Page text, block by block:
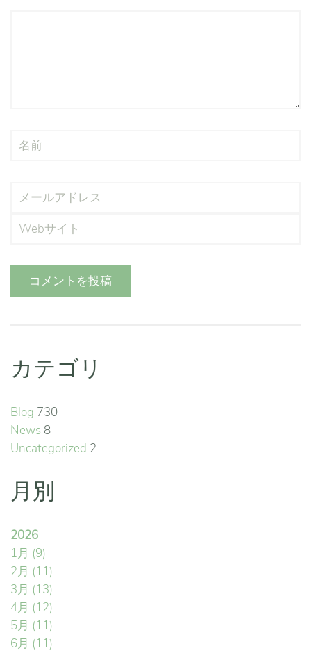
コメントを投稿
カテゴリ
Blog 730
News 8
Uncategorized 2
月別
2026
1月 (9)
2月 (11)
3月 (13)
4月 (12)
5月 (11)
6月 (11)